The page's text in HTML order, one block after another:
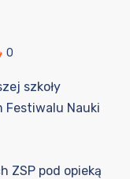
0
szkoły
Festiwalu Nauki
ZSP pod opieką